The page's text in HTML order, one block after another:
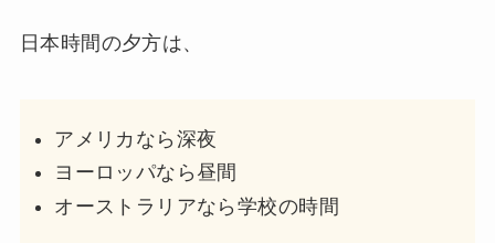
日本時間の夕方は、
アメリカなら深夜
ヨーロッパなら昼間
オーストラリアなら学校の時間